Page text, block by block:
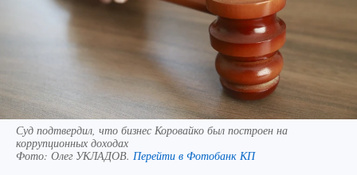
Суд подтвердил, что бизнес Коровайко был построен на
коррупционных доходах
Фото: Олег УКЛАДОВ. Перейти в Фотобанк КП